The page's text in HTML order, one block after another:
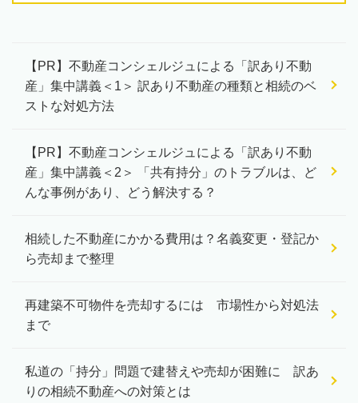
【PR】不動産コンシェルジュによる「訳あり不動
産」集中講義＜1＞ 訳あり不動産の種類と相続のベ
ストな対処方法
【PR】不動産コンシェルジュによる「訳あり不動
産」集中講義＜2＞ 「共有持分」のトラブルは、ど
んな事例があり、どう解決する？
相続した不動産にかかる費用は？名義変更・登記か
ら売却まで整理
再建築不可物件を売却するには 市場性から対処法
まで
私道の「持分」問題で建替えや売却が困難に 訳あ
りの相続不動産への対策とは